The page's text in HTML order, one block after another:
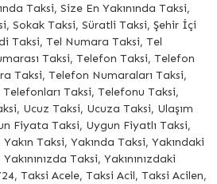
Taksi, Size En Yakınında Taksi,
Sokak Taksi, Süratli Taksi, Şehir İçi
Taksi, Tel Numara Taksi, Tel
Taksi, Telefon Taksi, Telefon
Taksi, Telefon Numaraları Taksi,
Taksi, Telefonu Taksi,
Ucuz Taksi, Ucuza Taksi, Ulaşım
Fiyata Taksi, Uygun Fiyatlı Taksi,
Taksi, Yakında Taksi, Yakındaki
Taksi, Yakınınızdaki
Taksi Acele, Taksi Acil, Taksi Acilen,